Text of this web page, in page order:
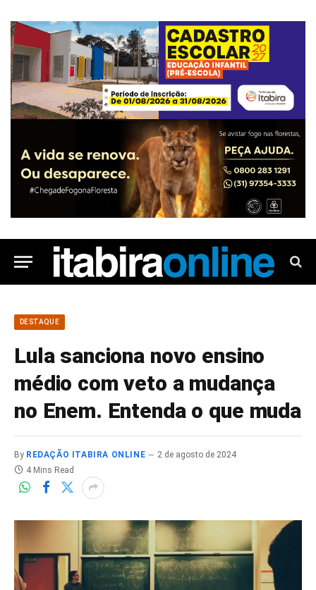
DESTAQUE
Lula sanciona novo ensino
médio com veto a mudança
no Enem. Entenda o que muda
By REDAÇÃO ITABIRA ONLINE
2 de agosto de 2024
4 Mins Read